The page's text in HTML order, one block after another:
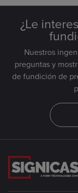
¿Le
Nuestros
preguntas y
de fundición de